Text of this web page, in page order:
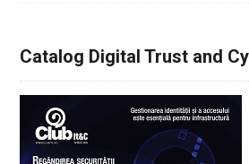
Catalog Digital Trust and